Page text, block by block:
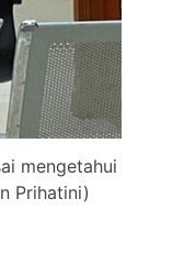
mengetahui
Prihatini)